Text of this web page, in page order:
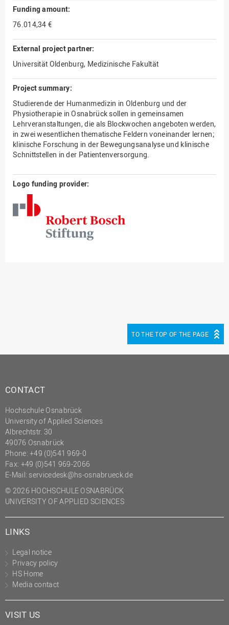
Funding amount:
76.014,34 €
External project partner:
Universität Oldenburg, Medizinische Fakultät
Project summary:
Studierende der Humanmedizin in Oldenburg und der
Physiotherapie in Osnabrück sollen in gemeinsamen
Lehrveranstaltungen, die als Blockwochen angeboten werden,
in zwei wesentlichen thematische Feldern voneinander lernen;
klinische Forschung in der Bewegungsanalyse und klinische
Schnittstellen in der Patientenversorgung.
Logo funding provider:
TO THE TOP OF THE PAGE
CONTACT
Hochschule Osnabrück
University of Applied Sciences
Albrechtstr. 30
49076 Osnabrück
Phone: +49 (0)541 969-0
Fax: +49 (0)541 969-2066
E-Mail: servicedesk@hs-osnabrueck.de
© 2026 HOCHSCHULE OSNABRÜCK
UNIVERSITY OF APPLIED SCIENCES
LINKS
Legal notice
Privacy policy
HS Home
Media contact
VISIT US